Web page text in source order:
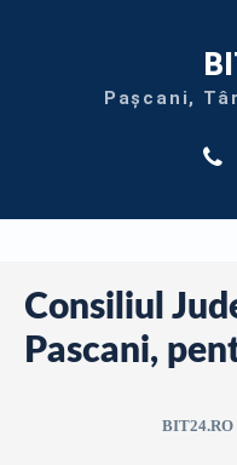
Pașcani,
Consiliul
Pascani,
BIT24.RO